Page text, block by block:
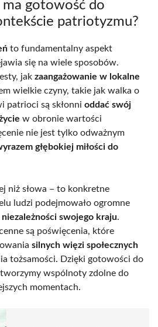
ma gotowość do
patriotyzmu?
to fundamentalny aspekt
się na wiele sposobów.
jak zaangażowanie w lokalne
wielkie czyny, takie jak walka o
patrioci są skłonni oddać swój
w obronie wartości
nie jest tylko odważnym
głębokiej miłości do
niż słowa – to konkretne
ludzi podejmowało ogromne
niezależności swojego kraju.
są poświęcenia, które
silnych więzi społecznych
tożsamości. Dzięki gotowości do
wspólnoty zdolne do
momentach.